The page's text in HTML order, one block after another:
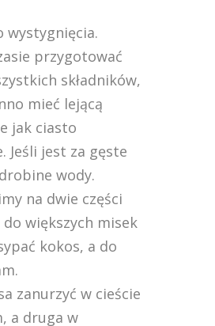
wystygnięcia.
przygotować
składników,
mieć lejącą
jak ciasto
Jeśli jest za gęste
wody.
na dwie części
większych misek
kokos, a do
zanurzyć w cieście
a druga w